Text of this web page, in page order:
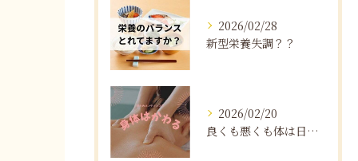
2026/02/28
新型栄養失調？？
2026/02/20
良くも悪くも体は日々変化する